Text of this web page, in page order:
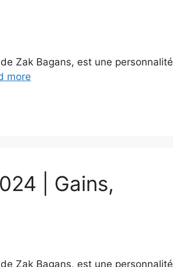
Zak Bagans, est une personnalité
more
| Gains,
Zak Bagans, est une personnalité